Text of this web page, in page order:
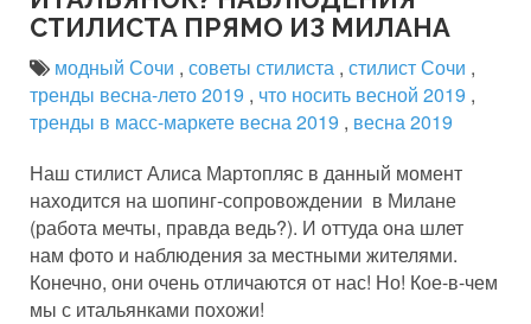
СТИЛИСТА ПРЯМО ИЗ МИЛАНА
модный Сочи , советы стилиста , стилист Сочи ,
тренды весна-лето 2019 , что носить весной 2019 ,
тренды в масс-маркете весна 2019 , весна 2019
Наш стилист Алиса Мартопляс в данный момент
находится на шопинг-сопровождении в Милане
(работа мечты, правда ведь?). И оттуда она шлет
нам фото и наблюдения за местными жителями.
Конечно, они очень отличаются от нас! Но! Кое-в-чем
мы с итальянками похожи!